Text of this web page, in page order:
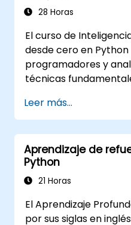
NumPy y Theano.
28 Horas
El curso de
desde cero en
programadores y
técnicas
automático desde su
Cubre los principios
supervisado
aprendizaje no
detección de
avanzadas de redes
learn, Apache Spark
Jupyter, facilitando el
Leer más...
Aprendizaje de
Python
21 Horas
El Aprendizaje
por sus siglas en